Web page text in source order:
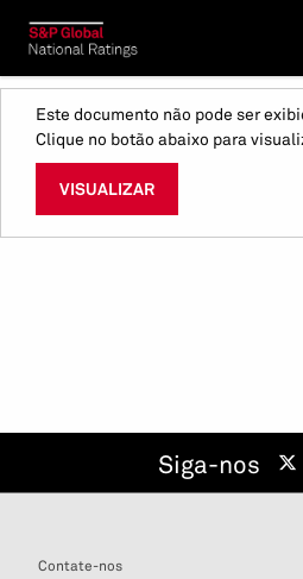
Este documento não pode ser
Clique no botão abaixo para
VISUALIZAR
Siga-nos
Contate-nos